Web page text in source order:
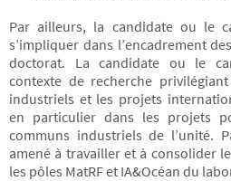
Par ailleurs, la candidate ou le
s’impliquer dans l’encadrement
doctorat. La candidate ou le
contexte de recherche
industriels et les projets
en particulier dans les projets
communs industriels de l’unité.
amené à travailler et à consolider
les pôles MatRF et IA&Océan du